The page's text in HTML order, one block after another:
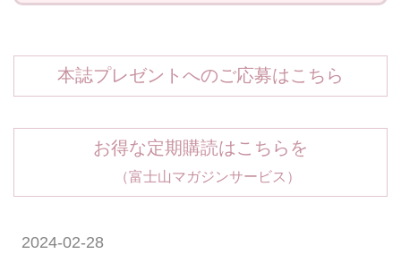
本誌プレゼントへのご応募はこちら
お得な定期購読はこちらを
（富士山マガジンサービス）
2024-02-28